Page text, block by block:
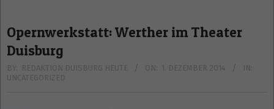
Opernwerkstatt: Werther im Theater
Duisburg
BY: REDAKTION DUISBURG HEUTE ON: 1. DEZEMBER 2014
IN:
UNCATEGORIZED